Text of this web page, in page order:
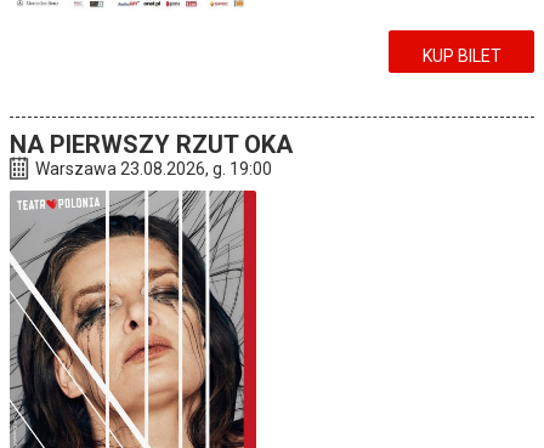
KUP BILET
NA PIERWSZY RZUT OKA
Warszawa 23.08.2026, g. 19:00